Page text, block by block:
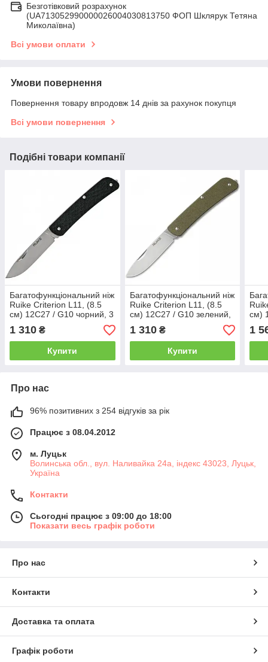
Безготівковий розрахунок
(UA713052990000026004030813750 ФОП Шклярук Тетяна
Миколаївна)
Всі умови оплати
Умови повернення
Повернення товару впродовж 14 днів за рахунок покупця
Всі умови повернення
Подібні товари компанії
Багатофункціональний ніж
Ruike Criterion L11, (8.5
см) 12C27 / G10 чорний, 3
1 310 ₴
Купити
Багатофункціональний ніж
Ruike Criterion L11, (8.5
см) 12C27 / G10 зелений,
1 310₴
Купити
см)
1
Про нас
96% позитивних з 254 відгуків за рік
Працює з 08.04.2012
м. Луцьк
Волинська обл., вул. Наливайка 24а, індекс 43023, Луцьк,
Україна
Контакти
Сьогодні працює з 09:00 до 18:00
Показати весь графік роботи
Про нас
Контакти
Доставка та оплата
Графік роботи